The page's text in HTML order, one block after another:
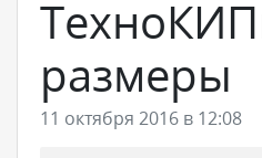
размеры
11 октября 2016 в 12:08